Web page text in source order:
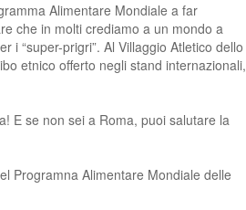
Alimentare Mondiale a far
che in molti crediamo a un mondo a
i “super-prigri”. Al Villaggio Atletico dello
etnico offerto negli stand internazionali,
E se non sei a Roma, puoi salutare la
Programna Alimentare Mondiale delle